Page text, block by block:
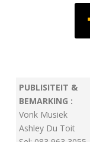
PUBLISITEIT &
BEMARKING :
Vonk Musiek
Ashley Du Toit